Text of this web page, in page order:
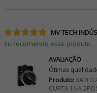
MV TECH
Eu recomendo esse produto.
AVALIAÇÃO
Ótimas
Produto:
CURTA 1NA